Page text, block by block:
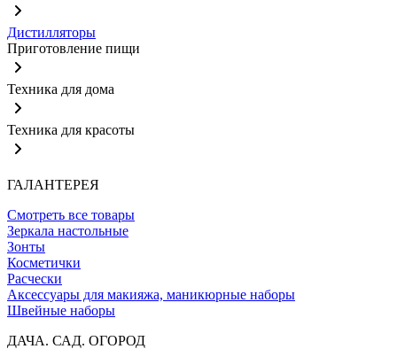
Дистилляторы
Приготовление пищи
Техника для дома
Техника для красоты
ГАЛАНТЕРЕЯ
Смотреть все товары
Зеркала настольные
Зонты
Косметички
Расчески
Аксессуары для макияжа, маникюрные наборы
Швейные наборы
ДАЧА. САД. ОГОРОД